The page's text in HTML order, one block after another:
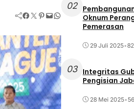
Facebook Twitter Pinterest Mail WhatsApp
02
Oknum
Pemerasan
29 Juli 2025•
03
Integritas
Pengisian
28 Mei 2025•